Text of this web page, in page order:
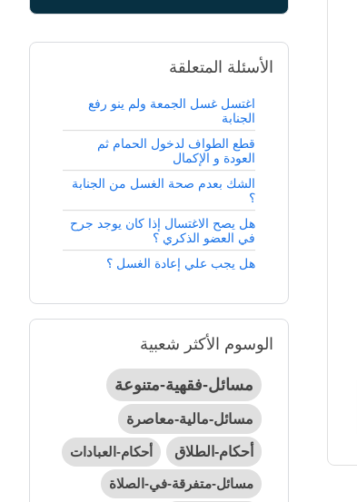
الأسئلة المتعلقة
اغتسل غسل الجمعة ولم ينو رفع
الجنابة
قطع الطواف لدخول الحمام ثم
العودة و الإكمال
الشك بعدم صحة الغسل من الجنابة
؟
هل يصح الاغتسال إذا كان يوجد جرح
في العضو الذكري ؟
هل يجب علي إعادة الغسل ؟
الوسوم الأكثر شعبية
مسائل-فقهية-متنوعة
مسائل-مالية-معاصرة
أحكام-الطلاق أحكام-العبادات
مسائل-متفرقة-في-الصلاة